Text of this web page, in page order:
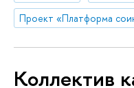
Коллектив